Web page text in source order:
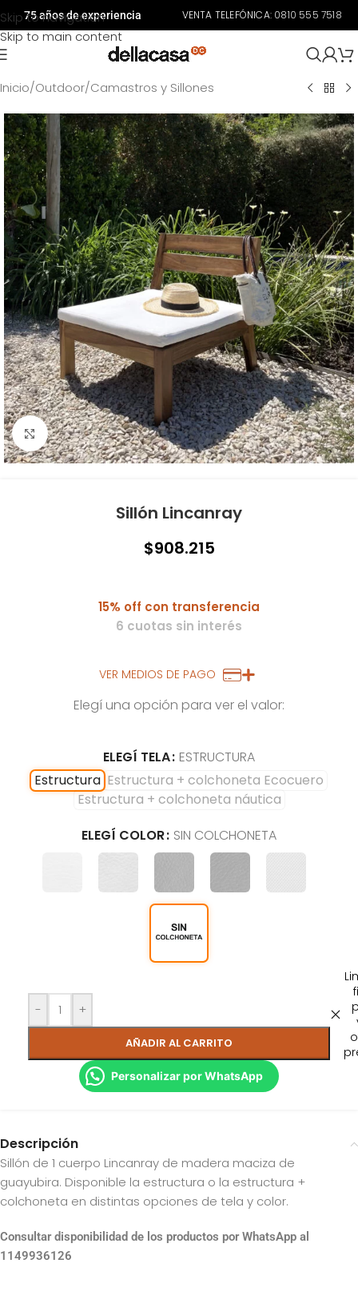
Skip to navigation
Skip to main content
75 años de experiencia VENTA TELEFÓNICA: 0810 555 7518
Inicio/Outdoor/Camastros y Sillones
Click to enlarge
Sillón Lincanray
$908.215
15% off con transferencia
6 cuotas sin interés
VER MEDIOS DE PAGO
Elegí una opción para ver el valor:
ELEGÍ TELA ESTRUCTURA
Estructura Estructura + colchoneta Ecocuero
Estructura + colchoneta náutica
ELEGÍ COLOR SIN COLCHONETA
- +
AÑADIR AL CARRITO
Personalizar por WhatsApp
Descripción
Sillón de 1 cuerpo Lincanray de madera maciza de
guayubira. Disponible la estructura o la estructura +
colchoneta en distintas opciones de tela y color.
Consultar disponibilidad de los productos por WhatsApp al
1149936126